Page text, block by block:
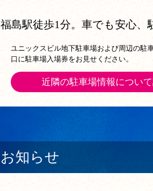
福島駅徒歩1分。車でも安心、
ユニックスビル地下駐車場および周辺の駐
口に駐車場入場券をお見せください。
近隣の駐車場情報につい
お知らせ